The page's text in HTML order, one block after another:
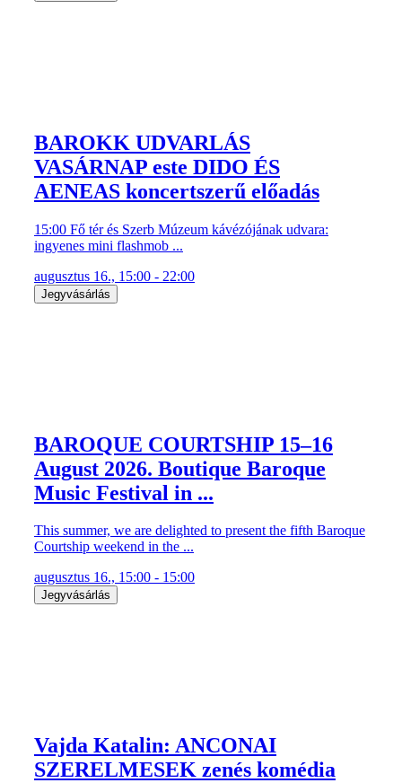
BAROKK UDVARLÁS
VASÁRNAP este DIDO ÉS
AENEAS koncertszerű előadás
15:00 Fő tér és Szerb Múzeum kávézójának udvara:
ingyenes mini flashmob ...
augusztus 16., 15:00 - 22:00
Jegyvásárlás
BAROQUE COURTSHIP 15–16
August 2026. Boutique Baroque
Music Festival in ...
This summer, we are delighted to present the fifth Baroque
Courtship weekend in the ...
augusztus 16., 15:00 - 15:00
Jegyvásárlás
Vajda Katalin: ANCONAI
SZERELMESEK zenés komédia